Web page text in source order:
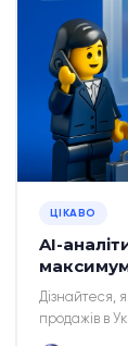
ЦІКАВО
AI-
році
Дізнайтеся,
продажів в